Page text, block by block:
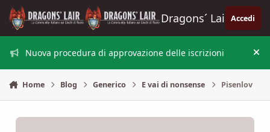
Vai al contenuto
Dragons´ Lair Accedi
Nuova procedura di approvazione delle iscrizioni
Home Blog Generico E vai di nonsense Pisenlov